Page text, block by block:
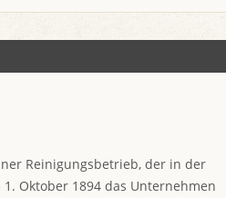
Reinigungsbetrieb, der in der
Oktober 1894 das Unternehmen